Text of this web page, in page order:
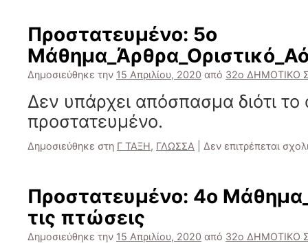
Πρoστατευμένο: 5ο
Δημοσιεύθηκε την 15 Απριλίου, 2020 από 32ο ΔΗΜΟΤΙΚΟ
Δεν υπάρχει απόσπασμα διότι το
προστατευμένο.
Δημοσιεύθηκε στη Γ ΤΑΞΗ, ΓΛΩΣΣΑ Δεν επιτρέπεται
Πρoστατευμένο: 4ο
τις πτώσεις
Δημοσιεύθηκε την 15 Απριλίου, 2020 από 32ο ΔΗΜΟΤΙΚΟ